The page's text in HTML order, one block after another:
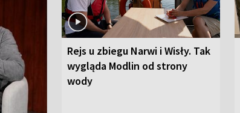
Rejs u zbiegu Narwi i Wisły. Tak
wygląda Modlin od strony
wody